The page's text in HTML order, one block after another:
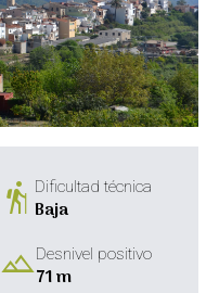
hikingDificultad técnica
Baja
landscapeDesnivel positivo
71 m